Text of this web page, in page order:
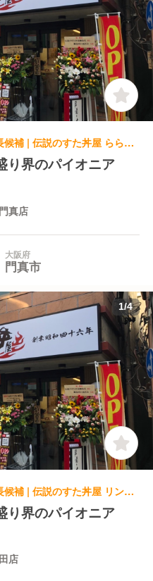
その他(料理ジャンル) | 店長・店長候補 | 伝説のすた丼屋 ららぽーと門真店
り界のパイオニア
真店
大阪府
門真市
1/4
その他(料理ジャンル) | 店長・店長候補 | 伝説のすた丼屋 リンクス梅田店
り界のパイオニア
店